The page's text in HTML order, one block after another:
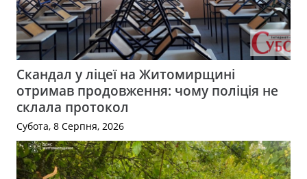
Скандал у ліцеї на Житомирщині
отримав продовження: чому поліція не
склала протокол
Субота, 8 Серпня, 2026